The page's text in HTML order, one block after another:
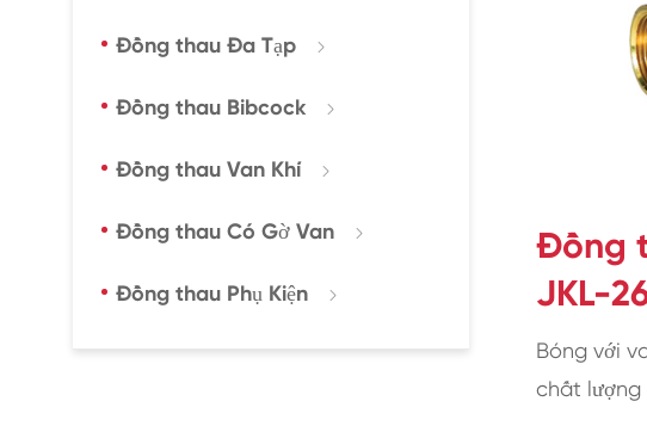
Đồng thau Đa Tạp 
Đồng thau Bibcock 
Đồng thau Van Khí 
Đồng thau Có Gờ Van 
Đồng thau Phụ Kiện 
Đồng
JKL-
Bóng với
chất